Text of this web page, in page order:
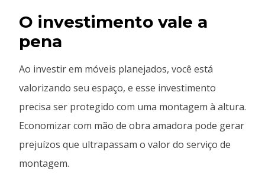
O investimento vale a
pena
Ao investir em móveis planejados, você está
valorizando seu espaço, e esse investimento
precisa ser protegido com uma montagem à altura.
Economizar com mão de obra amadora pode gerar
prejuízos que ultrapassam o valor do serviço de
montagem.